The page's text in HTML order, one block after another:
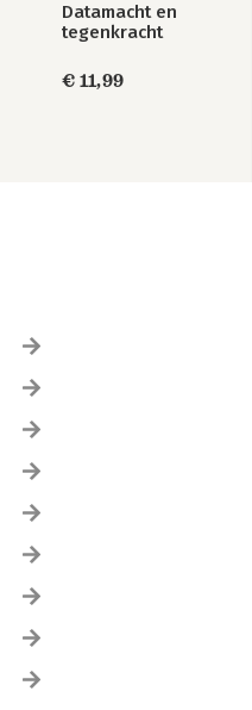
Datamacht en
tegenkracht
€ 11,99